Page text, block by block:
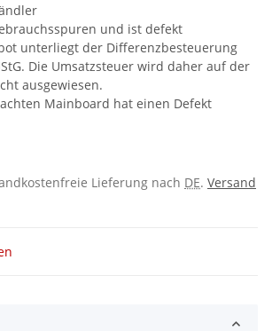
und ist defekt
unterliegt der Differenzbesteuerung
Die Umsatzsteuer wird daher auf der
ausgewiesen.
Mainboard hat einen Defekt
Lieferung nach DE. Versand